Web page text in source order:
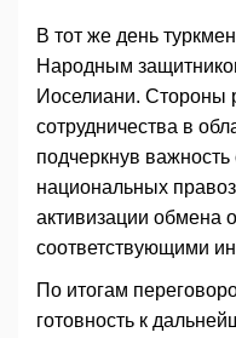
В тот же день
Народным
Иоселиани. Стороны
сотрудничества в
подчеркнув
национальных
активизации обмена
соответствующими
По итогам
готовность к